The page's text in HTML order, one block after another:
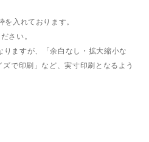
入れております。
さい。
ますが、「余白なし・拡大縮小な
で印刷」など、実寸印刷となるよう